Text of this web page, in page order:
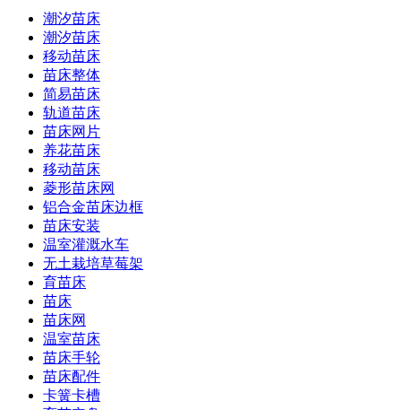
潮汐苗床
潮汐苗床
移动苗床
苗床整体
简易苗床
轨道苗床
苗床网片
养花苗床
移动苗床
菱形苗床网
铝合金苗床边框
苗床安装
温室灌溉水车
无土栽培草莓架
育苗床
苗床
苗床网
温室苗床
苗床手轮
苗床配件
卡簧卡槽